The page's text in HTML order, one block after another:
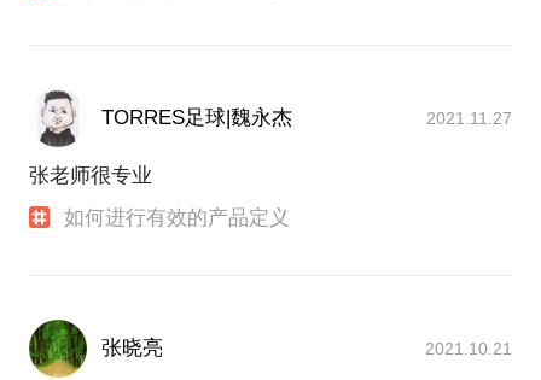
TORRES足球|魏永杰 2021.11.27
张老师很专业
如何进行有效的产品定义
张晓亮 2021.10.21